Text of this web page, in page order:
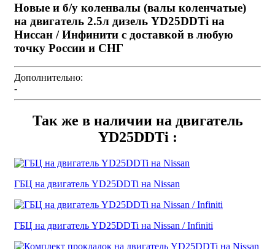
Новые и б/у коленвалы (валы коленчатые)
на двигатель 2.5л дизель YD25DDTi на
Ниссан / Инфинити с доставкой в любую
точку России и СНГ
Дополнительно:
-
Так же в наличии на двигатель
YD25DDTi :
ГБЦ на двигатель YD25DDTi на Nissan
ГБЦ на двигатель YD25DDTi на Nissan / Infiniti